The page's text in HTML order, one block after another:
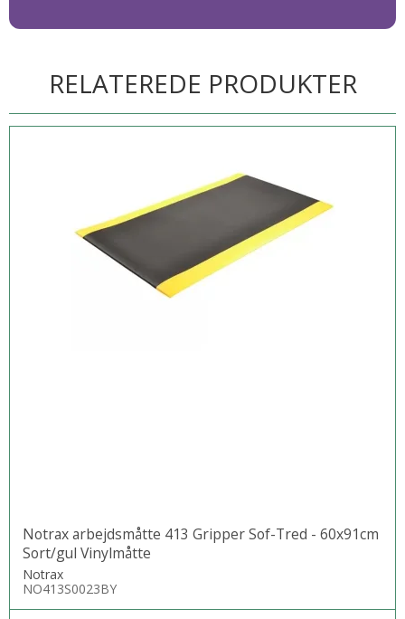
RELATEREDE PRODUKTER
Notrax arbejdsmåtte 413 Gripper Sof-Tred - 60x91cm
Sort/gul Vinylmåtte
Notrax
NO413S0023BY